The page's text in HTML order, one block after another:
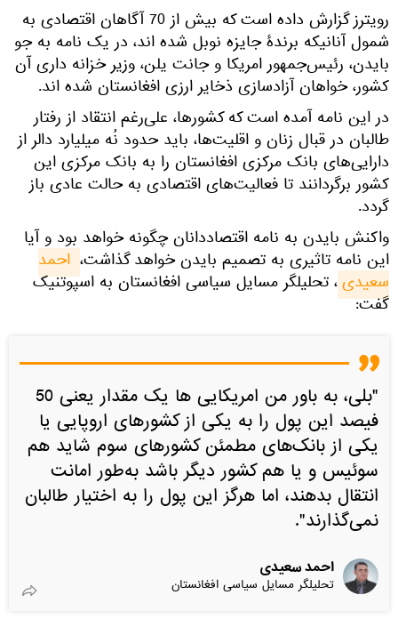
رویترز گزارش داده است که بیش از 70 آگاهان اقتصادی به
شمول آنانیکه برندۀ جایزه نوبل شده اند، در یک نامه به جو
بایدن، رئیس‌جمهور امریکا و جانت یلن، وزیر خزانه داری آن
کشور، خواهان آزادسازی ذخایر ارزی افغانستان شده اند.
در این نامه آمده است که کشورها، علی‌رغم انتقاد از رفتار
طالبان در قبال زنان و اقلیت‌ها، باید حدود نُه میلیارد دالر از
دارایی‌های بانک مرکزی افغانستان را به بانک مرکزی این
کشور برگردانند تا فعالیت‌های اقتصادی به حالت عادی باز
گردد.
واکنش بایدن به نامه اقتصاددانان چگونه خواهد بود و آیا
این نامه تاثیری به تصمیم بایدن خواهد گذاشت،
سعیدی، تحلیلگر مسایل سیاسی افغانستان به اسپوتنیک
گفت:
"بلی، به باور من امریکایی ها یک مقدار یعنی 50
فیصد این پول را به یکی از کشورهای اروپایی یا
یکی از بانک‌های مطمئن کشورهای سوم شاید هم
سوئیس و یا هم کشور دیگر باشد به‌طور امانت
انتقال بدهند، اما هرگز این پول را به اختیار طالبان
نمی‌گذارند".
احمد سعیدی
تحلیلگر مسایل سیاسی افغانستان